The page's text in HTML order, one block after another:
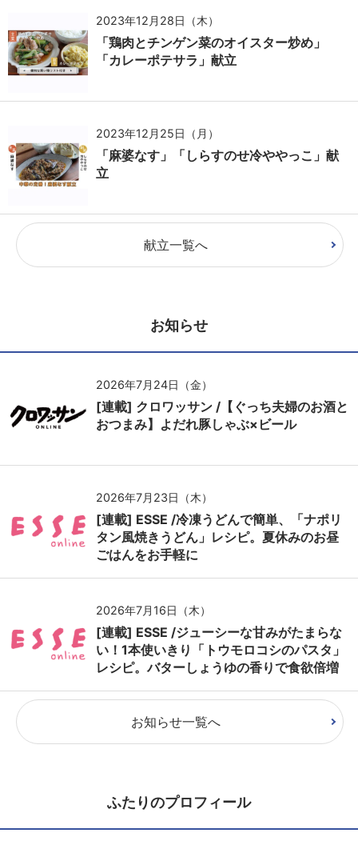
2023年12月28日（木）
「鶏肉とチンゲン菜のオイスター炒め」
「カレーポテサラ」献立
2023年12月25日（月）
「麻婆なす」「しらすのせ冷ややっこ」献
立
献立一覧へ
お知らせ
2026年7月24日（金）
[連載] クロワッサン /【ぐっち夫婦のお酒と
おつまみ】よだれ豚しゃぶ×ビール
2026年7月23日（木）
[連載] ESSE /冷凍うどんで簡単、「ナポリ
タン風焼きうどん」レシピ。夏休みのお昼
ごはんをお手軽に
2026年7月16日（木）
[連載] ESSE /ジューシーな甘みがたまらな
い！1本使いきり「トウモロコシのパスタ」
レシピ。バターしょうゆの香りで食欲倍増
お知らせ一覧へ
ふたりのプロフィール